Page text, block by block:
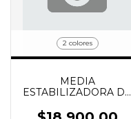
2 colores
MEDIA
ESTABILIZADORA DE